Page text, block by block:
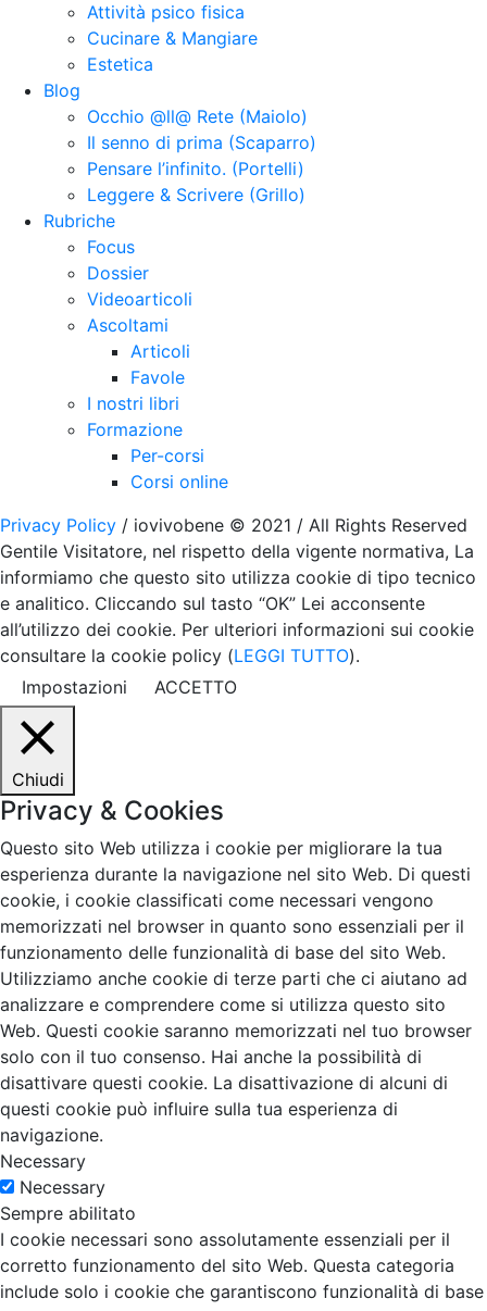
Attività psico fisica
Cucinare & Mangiare
Estetica
Blog
Occhio @ll@ Rete (Maiolo)
Il senno di prima (Scaparro)
Pensare l’infinito. (Portelli)
Leggere & Scrivere (Grillo)
Rubriche
Focus
Dossier
Videoarticoli
Ascoltami
Articoli
Favole
I nostri libri
Formazione
Per-corsi
Corsi online
Privacy Policy / iovivobene © 2021 / All Rights Reserved
Gentile Visitatore, nel rispetto della vigente normativa, La
informiamo che questo sito utilizza cookie di tipo tecnico
e analitico. Cliccando sul tasto “OK” Lei acconsente
all’utilizzo dei cookie. Per ulteriori informazioni sui cookie
consultare la cookie policy (LEGGI TUTTO).
Impostazioni
ACCETTO
Chiudi
Privacy & Cookies
Questo sito Web utilizza i cookie per migliorare la tua
esperienza durante la navigazione nel sito Web. Di questi
cookie, i cookie classificati come necessari vengono
memorizzati nel browser in quanto sono essenziali per il
funzionamento delle funzionalità di base del sito Web.
Utilizziamo anche cookie di terze parti che ci aiutano ad
analizzare e comprendere come si utilizza questo sito
Web. Questi cookie saranno memorizzati nel tuo browser
solo con il tuo consenso. Hai anche la possibilità di
disattivare questi cookie. La disattivazione di alcuni di
questi cookie può influire sulla tua esperienza di
navigazione.
Necessary
Necessary
Sempre abilitato
I cookie necessari sono assolutamente essenziali per il
corretto funzionamento del sito Web. Questa categoria
include solo i cookie che garantiscono funzionalità di base